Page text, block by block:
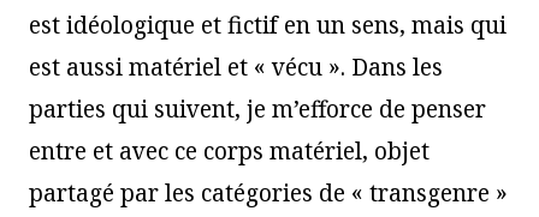
est idéologique et fictif en un sens, mais qui
est aussi matériel et « vécu ». Dans les
parties qui suivent, je m’efforce de penser
entre et avec ce corps matériel, objet
partagé par les catégories de « transgenre »